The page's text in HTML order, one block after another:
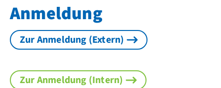
Anmeldung
Zur Anmeldung (Extern)
Zur Anmeldung (Intern)